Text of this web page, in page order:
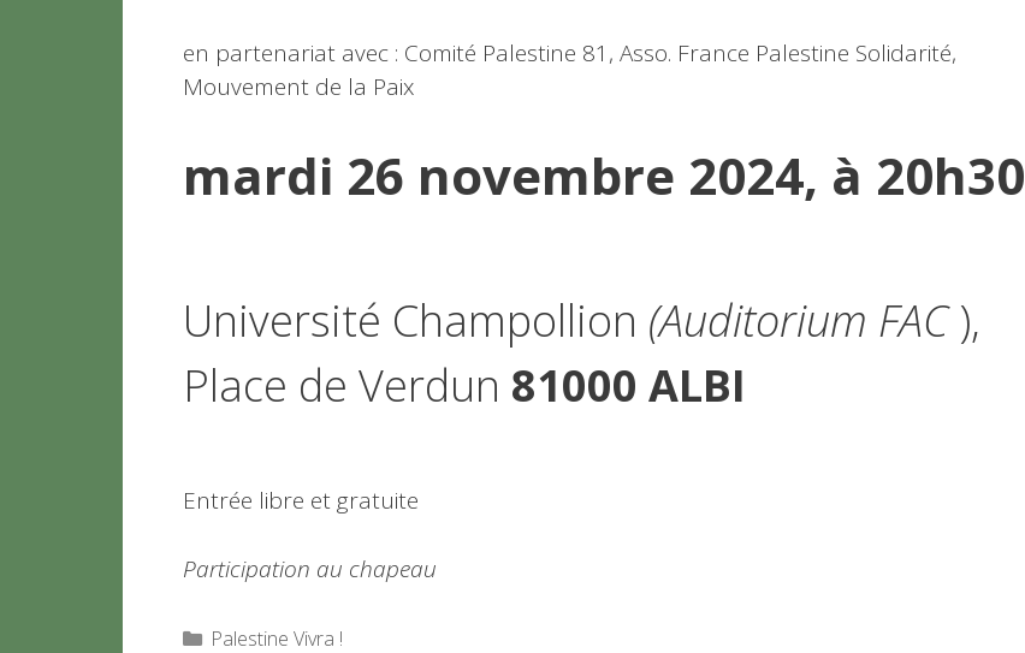
en partenariat avec : Comité Palestine 81, Asso. France Palestine Solidarité,
Mouvement de la Paix
mardi 26 novembre 2024, à 20h30
Université Champollion (Auditorium FAC),
Place de Verdun 81000 ALBI
Entrée libre et gratuite
Participation au chapeau
Catégories
Palestine Vivra !